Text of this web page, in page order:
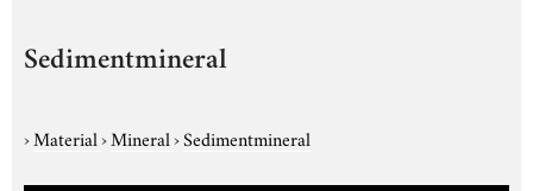
Sedimentmineral
›Material›Mineral›Sedimentmineral